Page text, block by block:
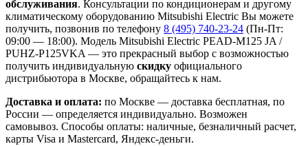
обслуживания. Консультации по кондиционерам и другому
климатическому оборудованию Mitsubishi Electric Вы можете
получить, позвонив по телефону 8 (495) 740-23-24 (Пн-Пт:
09:00 — 18:00). Модель Mitsubishi Electric PEAD-M125 JA /
PUHZ-P125VKA — это прекрасный выбор с возможностью
получить индивидуальную скидку официального
дистрибьютора в Москве, обращайтесь к нам.
Доставка и оплата: по Москве — доставка бесплатная, по
России — определяется индивидуально. Возможен
самовывоз. Способы оплаты: наличные, безналичный расчет,
карты Visa и Mastercard, Яндекс-деньги.